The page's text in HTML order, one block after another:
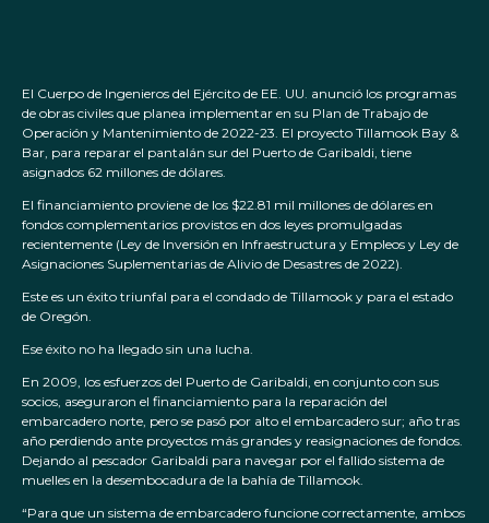
El Cuerpo de Ingenieros del Ejército de EE. UU. anunció los programas
de obras civiles que planea implementar en su Plan de Trabajo de
Operación y Mantenimiento de 2022-23. El proyecto Tillamook Bay &
Bar, para reparar el pantalán sur del Puerto de Garibaldi, tiene
asignados 62 millones de dólares.
El financiamiento proviene de los $22.81 mil millones de dólares en
fondos complementarios provistos en dos leyes promulgadas
recientemente (Ley de Inversión en Infraestructura y Empleos y Ley de
Asignaciones Suplementarias de Alivio de Desastres de 2022).
Este es un éxito triunfal para el condado de Tillamook y para el estado
de Oregón.
Ese éxito no ha llegado sin una lucha.
En 2009, los esfuerzos del Puerto de Garibaldi, en conjunto con sus
socios, aseguraron el financiamiento para la reparación del
embarcadero norte, pero se pasó por alto el embarcadero sur; año tras
año perdiendo ante proyectos más grandes y reasignaciones de fondos.
Dejando al pescador Garibaldi para navegar por el fallido sistema de
muelles en la desembocadura de la bahía de Tillamook.
“Para que un sistema de embarcadero funcione correctamente, ambos